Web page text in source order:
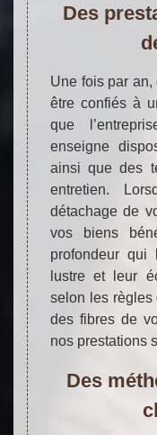
Des
Une fois par
être confiés à
que
enseigne
ainsi que des
entretien.
détachage de
vos biens
profondeur qui
lustre et leur
selon les règles
des fibres de
nos prestations
Des